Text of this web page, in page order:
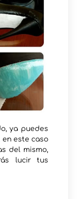
ya puedes
este caso
del mismo,
lucir tus